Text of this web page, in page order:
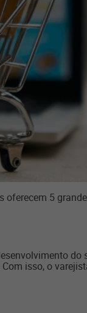
oferecem 5
do
isso, o